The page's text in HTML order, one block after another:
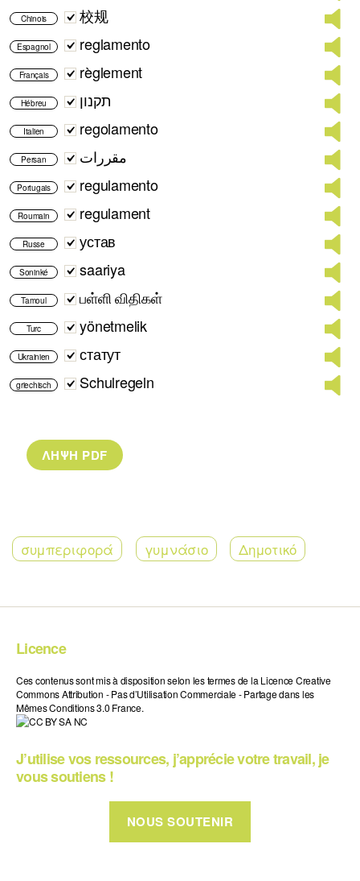
Chinois 校规
Espagnol reglamento
Français règlement
Hébreu תקנון
Italien regolamento
Persan مقررات
Portugais regulamento
Roumain regulament
Russe устав
Soninké saariya
Tamoul பள்ளி விதிகள்
Turc yönetmelik
Ukrainien статут
griechisch Schulregeln
συμπεριφορά γυμνάσιο Δημοτικό
Licence
Ces contenus sont mis à disposition selon les termes de la Licence Creative
Commons Attribution - Pas d’Utilisation Commerciale - Partage dans les
Mêmes Conditions 3.0 France.
J’utilise vos ressources, j’apprécie votre travail, je
vous soutiens !
NOUS SOUTENIR